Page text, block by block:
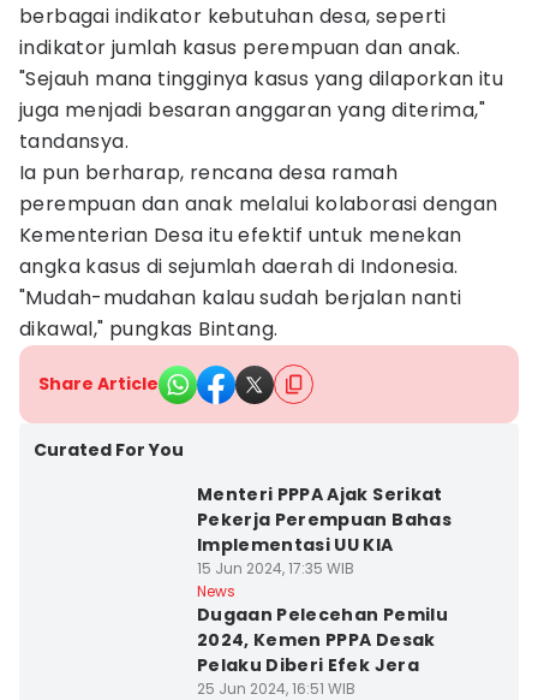
berbagai indikator kebutuhan desa, seperti
indikator jumlah kasus perempuan dan anak.
"Sejauh mana tingginya kasus yang dilaporkan itu
juga menjadi besaran anggaran yang diterima,"
tandansya.
Ia pun berharap, rencana desa ramah
perempuan dan anak melalui kolaborasi dengan
Kementerian Desa itu efektif untuk menekan
angka kasus di sejumlah daerah di Indonesia.
"Mudah-mudahan kalau sudah berjalan nanti
dikawal," pungkas Bintang.
Share Article
Curated For You
Menteri PPPA Ajak Serikat
Pekerja Perempuan Bahas
Implementasi UU KIA
15 Jun 2024, 17:35 WIB
News
Dugaan Pelecehan Pemilu
2024, Kemen PPPA Desak
Pelaku Diberi Efek Jera
25 Jun 2024, 16:51 WIB